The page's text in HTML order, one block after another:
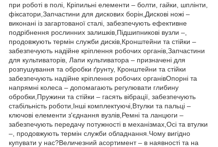
при роботі в полі, Кріпильні елементи – болти, гайки, шплінти,
фіксатори,Запчастини для дискових борін,Дискові ножі –
виконані із загартованої сталі, забезпечують ефективне
подрібнення рослинних залишків,Підшипникові вузли –,
продовжують термін служби дисків,Кронштейни та стійки –
забезпечують надійне кріплення робочих органів,Запчастини
для культиваторів, Лапи культиватора – призначені для
розпушування та обробки ґрунту, Кронштейни та стійки
забезпечують надійне кріплення робочих органівОпорні та
напрямні колеса – допомагають регулювати глибину
обробки,Пружини та стійки – гасять вібрації, забезпечують
стабільність роботи,Інші комплектуючі,Втулки та пальці –
ключові елементи з'єднання вузлів,Ремні та ланцюги –
забезпечують передачу потужності в механізмах,Осі та втулки
–, продовжують термін служби обладнання.Чому вигідно
купувати у нас?Величезний асортимент – в наявності та на